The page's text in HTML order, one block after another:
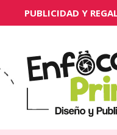
PUBLICIDAD Y